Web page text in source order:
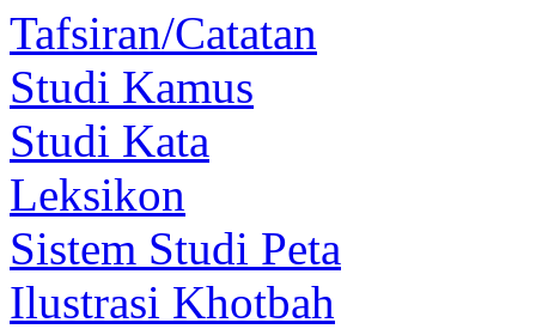
Tafsiran/Catatan
Studi Kamus
Studi Kata
Leksikon
Sistem Studi Peta
Ilustrasi Khotbah